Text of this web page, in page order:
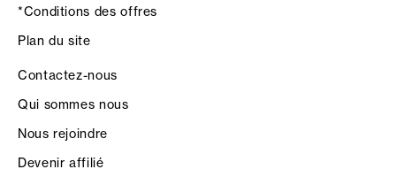
*Conditions des offres
Plan du site
Contactez-nous
Qui sommes nous
Nous rejoindre
Devenir affilié